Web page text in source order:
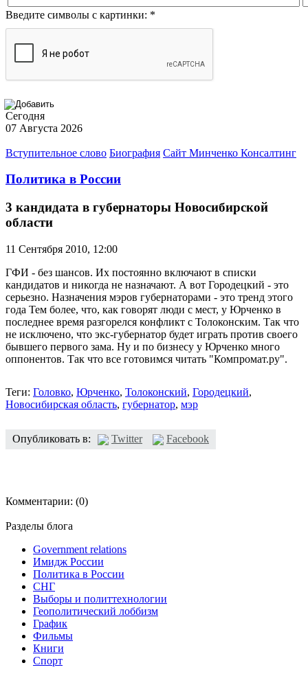
Введите символы с картинки: *
Сегодня
07 Августа 2026
Вступительное слово Биография Сайт Минченко Консалтинг
Политика в России
3 кандидата в губернаторы Новосибирской
области
11 Сентября 2010, 12:00
ГФИ - без шансов. Их постоянно включают в списки
кандидатов и никогда не назначают. А вот Городецкий - это
серьезно. Назначения мэров губернаторами - это тренд этого
года Тем более, что, как говорят люди с мест, у Юрченко в
последнее время разгорелся конфликт с Толоконским. Так что
не исключено, что экс-губернатор будет играть против своего
бывшего первого зама. Ну и по бизнесу у Юрченко много
оппонентов. Так что все готовимся читать "Компромат.ру".
Теги: Головко, Юрченко, Толоконский, Городецкий,
Новосибирская область, губернатор, мэр
Опубликовать в: Twitter Facebook
Комментарии: (0)
Разделы блога
Government relations
Имидж России
Политика в России
СНГ
Выборы и политтехнологии
Геополитический лоббизм
График
Фильмы
Книги
Спорт